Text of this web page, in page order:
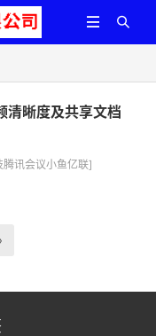


晰度及共享文档
讯会议小鱼亿联]